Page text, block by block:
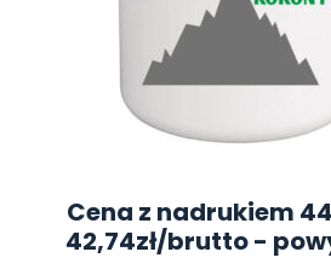
Cena z nadrukiem
42,74zł/brutto-